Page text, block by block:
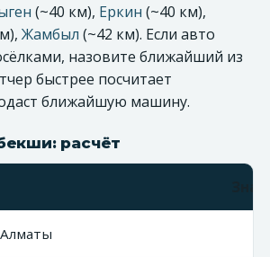
(~40 км), Еркин (~40 км),
Жамбыл (~42 км). Если авто
назовите ближайший из
быстрее посчитает
ближайшую машину.
расчёт